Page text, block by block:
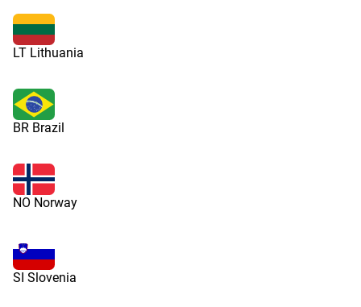
LT Lithuania
BR Brazil
NO Norway
SI Slovenia